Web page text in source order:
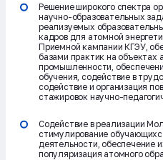
Решение широкого спектра
научно-образовательных
реализуемых
кадров для атомной
Приемной кампании КГЭУ,
базами практик на объектах
промышленности,
обучения, содействие в
содействие и организация
стажировок научно-
Содействие в реализации
стимулирование
деятельности, обеспечение
популяризация атомного